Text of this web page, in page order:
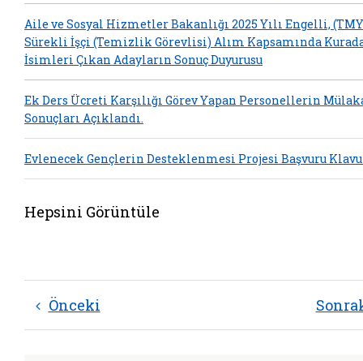
Aile ve Sosyal Hizmetler Bakanlığı 2025 Yılı Engelli,
Sürekli İşçi (Temizlik Görevlisi) Alım Kapsamında
İsimleri Çıkan Adayların Sonuç Duyurusu
Ek Ders Ücreti Karşılığı Görev Yapan Personellerin
Sonuçları Açıklandı.
Evlenecek Gençlerin Desteklenmesi Projesi Başvuru
Hepsini Görüntüle
Önceki